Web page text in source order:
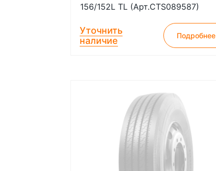
156/152L TL (Арт.CTS089587)
Уточнить
наличие
Подробнее